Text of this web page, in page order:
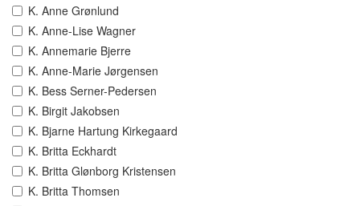
K. Anne Grønlund
K. Anne-Lise Wagner
K. Annemarie Bjerre
K. Anne-Marie Jørgensen
K. Bess Serner-Pedersen
K. Birgit Jakobsen
K. Bjarne Hartung Kirkegaard
K. Britta Eckhardt
K. Britta Glønborg Kristensen
K. Britta Thomsen